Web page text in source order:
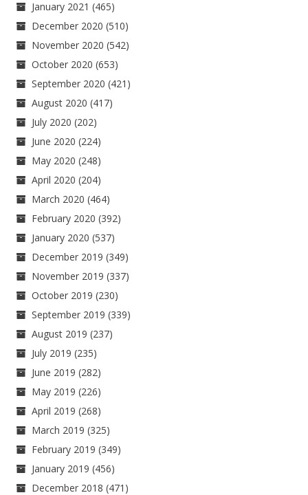
January 2021 (465)
December 2020 (510)
November 2020 (542)
October 2020 (653)
September 2020 (421)
August 2020 (417)
July 2020 (202)
June 2020 (224)
May 2020 (248)
April 2020 (204)
March 2020 (464)
February 2020 (392)
January 2020 (537)
December 2019 (349)
November 2019 (337)
October 2019 (230)
September 2019 (339)
August 2019 (237)
July 2019 (235)
June 2019 (282)
May 2019 (226)
April 2019 (268)
March 2019 (325)
February 2019 (349)
January 2019 (456)
December 2018 (471)